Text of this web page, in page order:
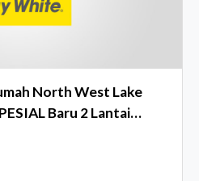
North West Lake
Baru 2 Lantai